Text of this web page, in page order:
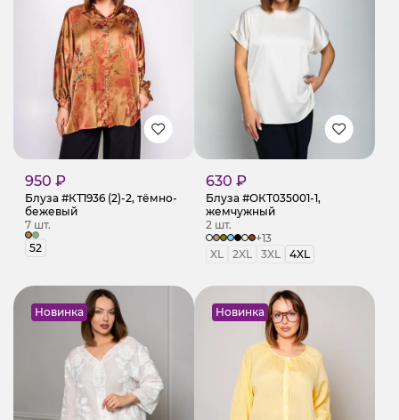
950 ₽
Блуза #КТ1936 (2)-2, тёмно-
бежевый
7 шт.
52
630 ₽
Блуза #ОКТ035001-1,
жемчужный
2 шт.
+13
XL
2XL 3XL 4XL
Новинка Новинка